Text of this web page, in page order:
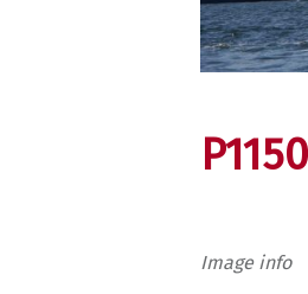
Image info